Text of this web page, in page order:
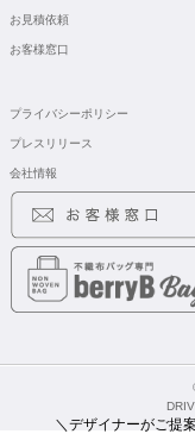
＼デザイナーがご提
お見積依頼
お客様窓口
プライバシーポリシー
プレスリリース
会社情報